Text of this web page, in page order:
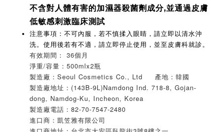
不含對人體有害的加濕器殺菌劑成分,並通過皮膚
低敏感刺激臨床測試
注意事項：不可內服，若不慎揉入眼睛，請立即以清水沖
洗。使用後若有不適，請立即停止使用，並至皮膚科就診。
有效期間： 36個月
淨重/容量：500mlx2瓶
製造廠：Seoul Cosmetics Co., Ltd 產地：韓國
製造廠地址：(143B-9L)Namdong Ind. 718-8, Gojan-
dong, Namdog-Ku, Incheon, Korea
製造廠電話：82-70-7547-2480
進口商：凱笠雅有限公司